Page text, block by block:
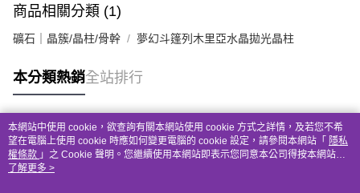
商品相關分類 (1)
礦石｜晶簇/晶柱/骨幹 夢幻斗篷列木里亞水晶拋光晶柱
本分類熱銷全站排行
熱門標籤
本網站中使用 cookie，欲查詢有關本網站使用 cookie 方式之詳情，及若您不希
望在電腦上使用 cookie 時應如何變更電腦的 cookie 設定，請參閱本網站「 隱私
權條款 」之 Cookie 聲明。您繼續使用本網站即表示您同意本公司得按本網站使
用條款之 Cookie 聲明使用 cookie。
了解更多 >